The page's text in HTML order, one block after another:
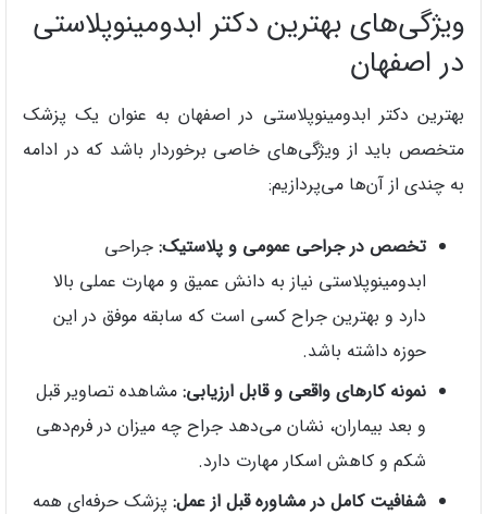
ویژگی‌های بهترین دکتر ابدومینوپلاستی
در اصفهان
بهترین دکتر ابدومینوپلاستی در اصفهان به عنوان یک پزشک
متخصص باید از ویژگی‌های خاصی برخوردار باشد که در ادامه
به چندی از آن‌ها می‌پردازیم:
تخصص در جراحی عمومی و پلاستیک: جراحی
ابدومینوپلاستی نیاز به دانش عمیق و مهارت عملی بالا
دارد و بهترین جراح کسی است که سابقه موفق در این
حوزه داشته باشد.
نمونه کارهای واقعی و قابل ارزیابی: مشاهده تصاویر قبل
و بعد بیماران، نشان می‌دهد جراح چه میزان در فرم‌دهی
شکم و کاهش اسکار مهارت دارد.
شفافیت کامل در مشاوره قبل از عمل: پزشک حرفه‌ای همه